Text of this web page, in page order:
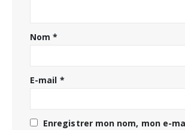
Nom*
E-mail *
Enregistrer mon nom, mon e-